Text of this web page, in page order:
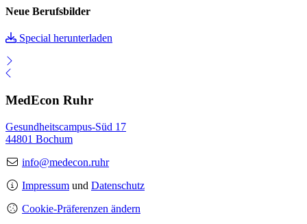
Neue Berufsbilder
Special herunterladen
MedEcon Ruhr
Gesundheitscampus-Süd 17
44801 Bochum
info@medecon.ruhr
Impressum und Datenschutz
Cookie-Präferenzen ändern